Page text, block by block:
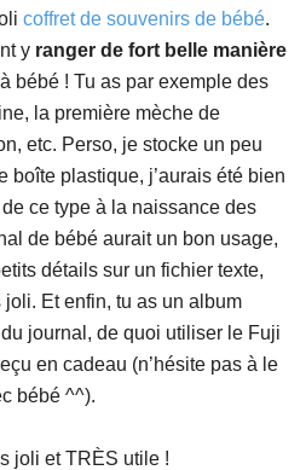
coffret de souvenirs de bébé.
y ranger de fort belle manière
à bébé ! Tu as par exemple des
la première mèche de
etc. Perso, je stocke un peu
boîte plastique, j’aurais été bien
ce type à la naissance des
de bébé aurait un bon usage,
détails sur un fichier texte,
Et enfin, tu as un album
journal, de quoi utiliser le Fuji
en cadeau (n’hésite pas à le
bébé ^^).
joli et TRÈS utile !